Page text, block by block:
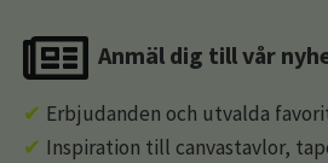
Anmäl dig till vår
✔ Erbjudanden och utvalda
✔ Inspiration till canvastavlor,